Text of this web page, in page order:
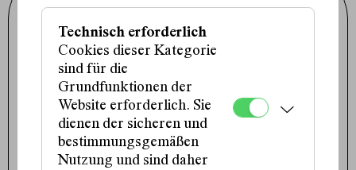
Schauspielhaus Wien GmbH
1090 Wien
+43 1 317 01 01
office@schauspielhaus.at
Impressum / Datenschutz
Presse / Downloads
Cookie-Einstellungen
Instagram
Facebook
Tiktok
Technisch erforderlich
Cookies dieser Kategorie
sind für die
Grundfunktionen der
Website erforderlich. Sie
dienen der sicheren und
bestimmungsgemäßen
Nutzung und sind daher